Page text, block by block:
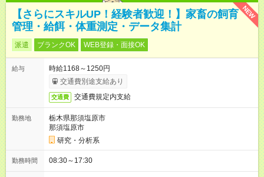
NEW
【さらにスキルUP！経験者歓迎！】家畜の飼育
管理・給餌・体重測定・データ集計
派遣 ブランクOK WEB登録・面接OK
給与
時給1168～1250円
交通費別途支給あり
交通費 交通費規定内支給
勤務地
栃木県那須塩原市
那須塩原市
研究・分析系
勤務時間 08:30～17:30